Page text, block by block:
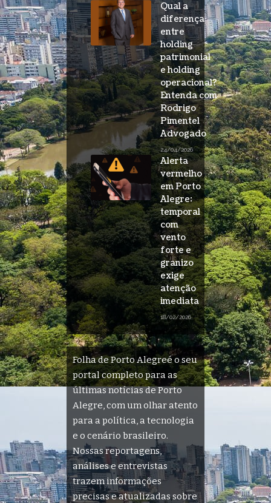
Qual a
diferença
entre
holding
patrimonial
e holding
operacional?
Entenda com
Rodrigo
Pimentel
Advogado
24/04/2026
Alerta
vermelho
em Porto
Alegre:
temporal
com
vento
forte e
granizo
exige
atenção
imediata
18/02/2026
Folha de Porto Alegreé o seu
portal completo para as
últimas notícias de Porto
Alegre, com um olhar atento
para a política, a tecnologia
e o cenário brasileiro.
Nossas reportagens,
análises e entrevistas
trazem informações
precisas e atualizadas sobre